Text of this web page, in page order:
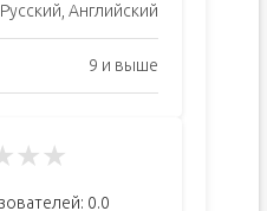
Русский, Английский
9 и выше
★★
0.0